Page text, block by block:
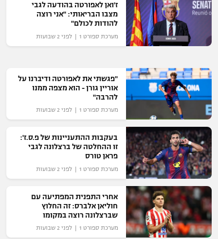
ז'ואן לאפורטה בהודעה לגבי
מצבו הבריאותי: "אני רוצה
להודות לכולם"
מערכת ספורט 1 | לפני 2 שבועות
"פגשתי את לאפורטה ודיברנו על
אוריין גורן - הוא מצפה ממנו
להרבה"
מערכת ספורט 1 | לפני 2 שבועות
בעקבות ההתעניינות של פ.ס.ז':
זו ההחלטה של ברצלונה לגבי
פראן טורס
מערכת ספורט 1 | לפני 2 שבועות
אחרי התפנית המפתיעה עם
חוליאן אלברס: זה החלוץ
שברצלונה רוצה במקומו
מערכת ספורט 1 | לפני 2 שבועות